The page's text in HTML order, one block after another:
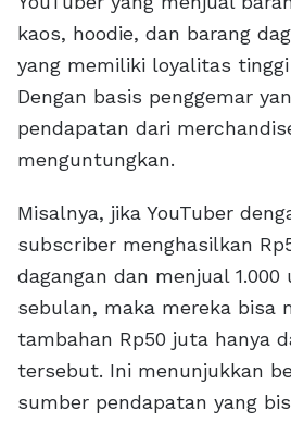
kaos, hoodie, dan barang
yang memiliki loyalitas tinggi
Dengan basis penggemar
pendapatan dari
menguntungkan.
Misalnya, jika YouTuber
subscriber menghasilkan
dagangan dan menjual
sebulan, maka mereka bisa
tambahan Rp50 juta hanya
tersebut. Ini menunjukkan
sumber pendapatan yang